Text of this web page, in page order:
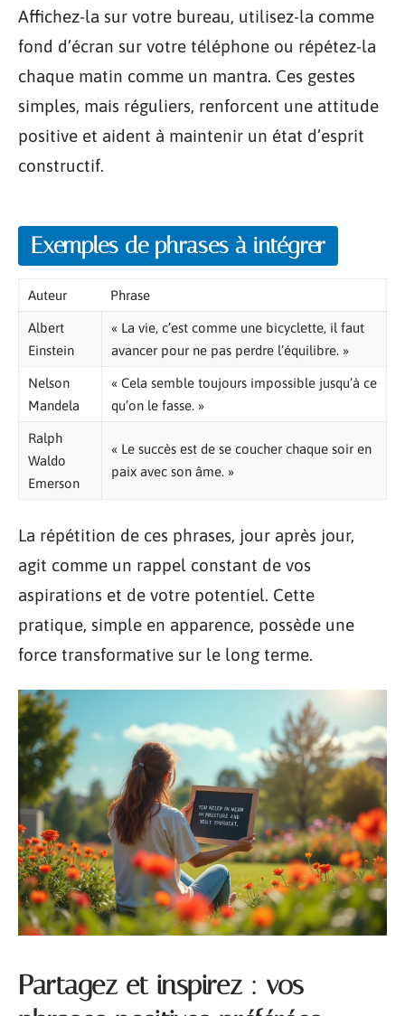
Affichez-la sur votre bureau, utilisez-la comme
fond d’écran sur votre téléphone ou répétez-la
chaque matin comme un mantra. Ces gestes
simples, mais réguliers, renforcent une attitude
positive et aident à maintenir un état d’esprit
constructif.
Exemples de phrases à intégrer
Auteur Phrase
Albert
Einstein
« La vie, c’est comme une bicyclette, il faut
avancer pour ne pas perdre l’équilibre. »
Nelson
Mandela
« Cela semble toujours impossible jusqu’à ce
qu’on le fasse. »
Ralph
Waldo
Emerson
« Le succès est de se coucher chaque soir en
paix avec son âme. »
La répétition de ces phrases, jour après jour,
agit comme un rappel constant de vos
aspirations et de votre potentiel. Cette
pratique, simple en apparence, possède une
force transformative sur le long terme.
Partagez et inspirez : vos